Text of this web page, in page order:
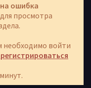
ошибка
просмотра
необходимо войти